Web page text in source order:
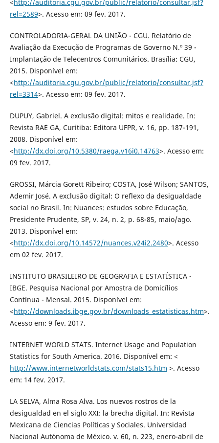
<http://auditoria.cgu.gov.br/public/relatorio/consultar.jsf?
rel=2589>. Acesso em: 09 fev. 2017.
CONTROLADORIA-GERAL DA UNIÃO - CGU. Relatório de
Avaliação da Execução de Programas de Governo N.º 39 -
Implantação de Telecentros Comunitários. Brasília: CGU,
2015. Disponível em:
<http://auditoria.cgu.gov.br/public/relatorio/consultar.jsf?
rel=3314>. Acesso em: 09 fev. 2017.
DUPUY, Gabriel. A exclusão digital: mitos e realidade. In:
Revista RA´E GA, Curitiba: Editora UFPR, v. 16, pp. 187-191,
2008. Disponível em:
<http://dx.doi.org/10.5380/raega.v16i0.14763>. Acesso em:
09 fev. 2017.
GROSSI, Márcia Gorett Ribeiro; COSTA, José Wilson; SANTOS,
Ademir José. A exclusão digital: O reflexo da desigualdade
social no Brasil. In: Nuances: estudos sobre Educação,
Presidente Prudente, SP, v. 24, n. 2, p. 68-85, maio/ago.
2013. Disponível em:
<http://dx.doi.org/10.14572/nuances.v24i2.2480>. Acesso
em 02 fev. 2017.
INSTITUTO BRASILEIRO DE GEOGRAFIA E ESTATÍSTICA -
IBGE. Pesquisa Nacional por Amostra de Domicílios
Contínua - Mensal. 2015. Disponível em:
<http://downloads.ibge.gov.br/downloads_estatisticas.htm>.
Acesso em: 9 fev. 2017.
INTERNET WORLD STATS. Internet Usage and Population
Statistics for South America. 2016. Disponível em: <
http://www.internetworldstats.com/stats15.htm >. Acesso
em: 14 fev. 2017.
LA SELVA, Alma Rosa Alva. Los nuevos rostros de la
desigualdad en el siglo XXI: la brecha digital. In: Revista
Mexicana de Ciencias Políticas y Sociales. Universidad
Nacional Autónoma de México. v. 60, n. 223, enero-abril de